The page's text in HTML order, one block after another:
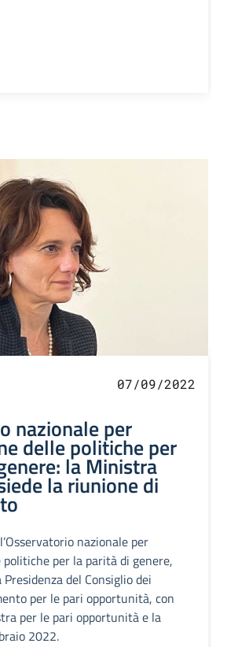
07/09/2022
nazionale per
delle politiche per
la Ministra
la riunione di
nazionale per
politiche per la parità di genere,
del Consiglio dei
per le pari opportunità, con
per le pari opportunità e la
2022.